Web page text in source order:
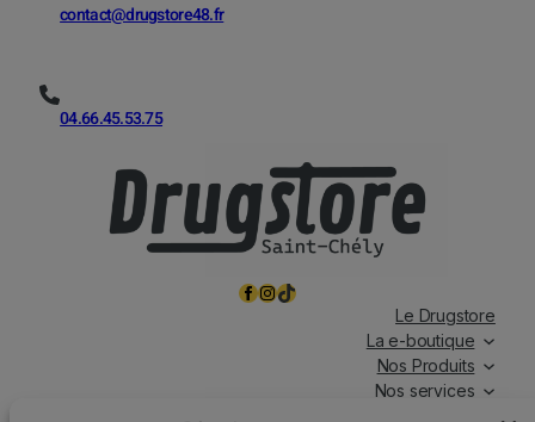
contact@drugstore48.fr
04.66.45.53.75
FacebookInstagramTikTok
Le Drugstore
La e-boutique
Nos Produits
Nos services